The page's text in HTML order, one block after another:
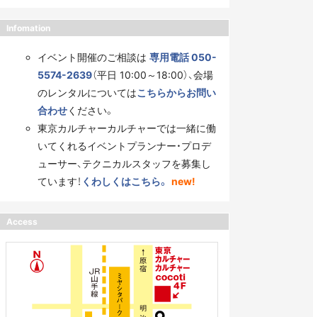
Infomation
イベント開催のご相談は 専用電話 050-
5574-2639（平日 10:00～18:00）、会場
のレンタルについてはこちらからお問い
合わせください。
東京カルチャーカルチャーでは一緒に働
いてくれるイベントプランナー・プロデ
ューサー、テクニカルスタッフを募集し
ています！ くわしくはこちら。 new!
Access